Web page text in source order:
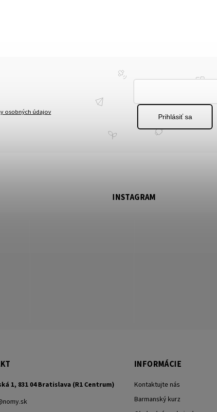
1, 831 04 Bratislava (R1 Centrum)
nomy.sk
INFORMÁCIE
Kontaktujte nás
Barmanský kurz
osobných údajov
Prihlásiť sa
INSTAGRAM